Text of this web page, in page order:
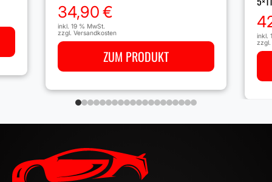
34,90€
inkl. 19 % MwSt.
zzgl. Versandkosten
ZUM PRODUKT
inkl.
zzgl.